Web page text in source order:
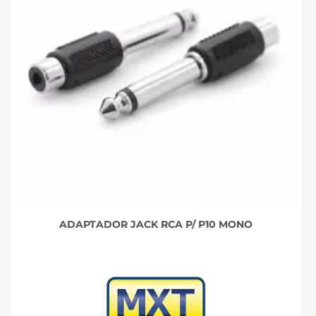
ADAPTADOR JACK RCA P/ P10 MONO